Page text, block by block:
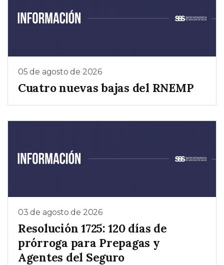
05 de agosto de 2026
Cuatro nuevas bajas del RNEMP
03 de agosto de 2026
Resolución 1725: 120 días de
prórroga para Prepagas y
Agentes del Seguro